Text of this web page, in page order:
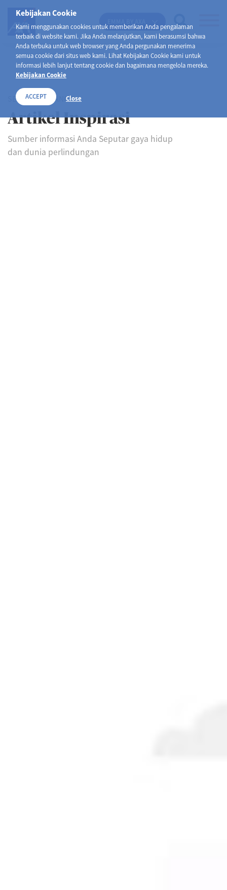
Kebijakan Cookie
Kami menggunakan cookies untuk memberikan Anda pengalaman
terbaik di website kami. Jika Anda melanjutkan, kami berasumsi bahwa
Anda terbuka untuk web browser yang Anda pergunakan menerima
semua cookie dari situs web kami. Lihat Kebijakan Cookie kami untuk
informasi lebih lanjut tentang cookie dan bagaimana mengelola mereka.
Kebijakan Cookie
ACCEPT Close
SELAMAT DATANG DI
Artikel Inspirasi
Sumber informasi Anda Seputar gaya hidup
dan dunia perlindungan